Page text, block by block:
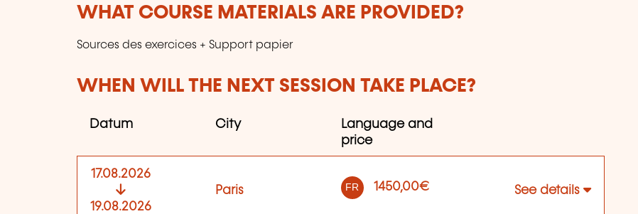
WHAT COURSE MATERIALS ARE PROVIDED?
Sources des exercices + Support papier
WHEN WILL THE NEXT SESSION TAKE PLACE?
Datum City
Language and
price
17.08.2026
19.08.2026
Paris FR 1450,00€ See details